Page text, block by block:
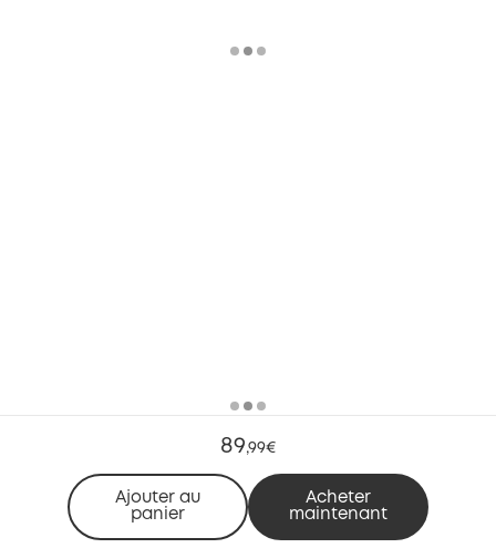
89,99€
Ajouter au
panier
Acheter
maintenant